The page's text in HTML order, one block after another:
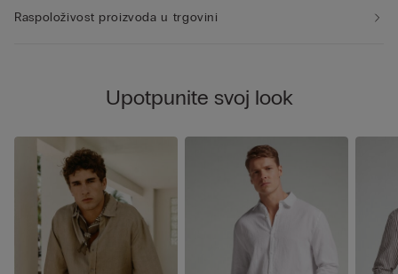
Raspoloživost proizvoda u trgovini
Upotpunite svoj look